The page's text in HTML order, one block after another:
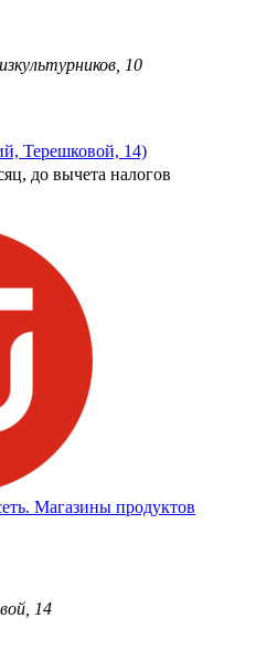
10
Терешковой, 14)
до вычета налогов
Магазины продуктов
14